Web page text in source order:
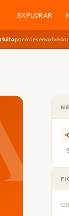
EXPLORAR
para